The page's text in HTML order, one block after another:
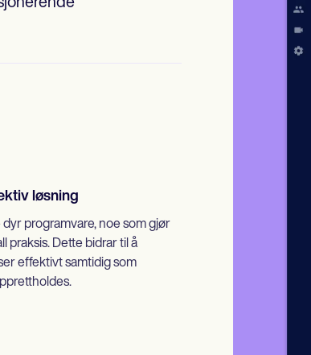
løsning
programvare, noe som gjør
praksis. Dette bidrar til å
effektivt samtidig som